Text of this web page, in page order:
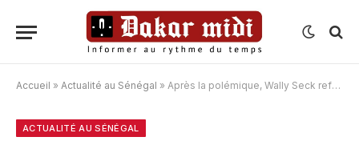
Accueil » Actualité au Sénégal » Après la polémique, Wally Seck refait surface et prédit une autre rencontre Sénégal-France
ACTUALITÉ AU SÉNÉGAL